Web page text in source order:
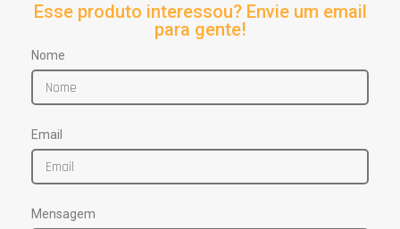
Esse produto interessou? Envie um email
para gente!
Nome
Email
Mensagem